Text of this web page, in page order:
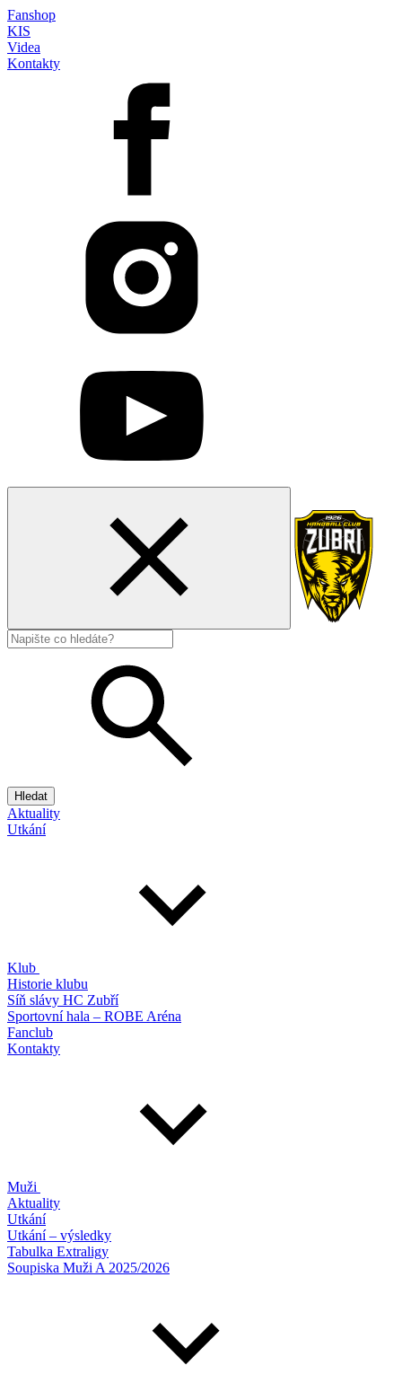
Fanshop
KIS
Videa
Kontakty
Hledat
Aktuality
Utkání
Klub
Historie klubu
Síň slávy HC Zubří
Sportovní hala – ROBE Aréna
Fanclub
Kontakty
Muži
Aktuality
Utkání
Utkání – výsledky
Tabulka Extraligy
Soupiska Muži A 2025/2026